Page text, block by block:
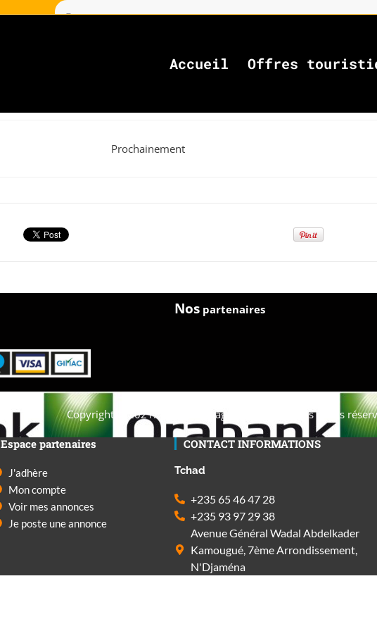
Accueil Offres
Prochainement
Nospartenaires
Copyright © 2021. Afrique-voyage-découverte tous droits
Espace partenaires
J'adhère
Mon compte
Voir mes annonces
Je poste une annonce
CONTACT INFORMATIONS
Tchad
+235 65 46 47 28
+235 93 97 29 38
Avenue Général Wadal Abdelkader
Kamougué, 7ème Arrondissement,
N'Djaména